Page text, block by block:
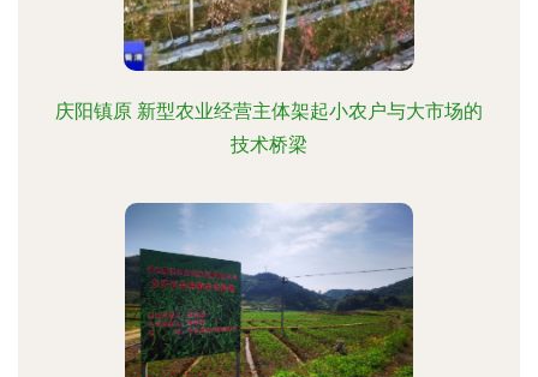
庆阳镇原 新型农业经营主体架起小农户与大市场的
技术桥梁